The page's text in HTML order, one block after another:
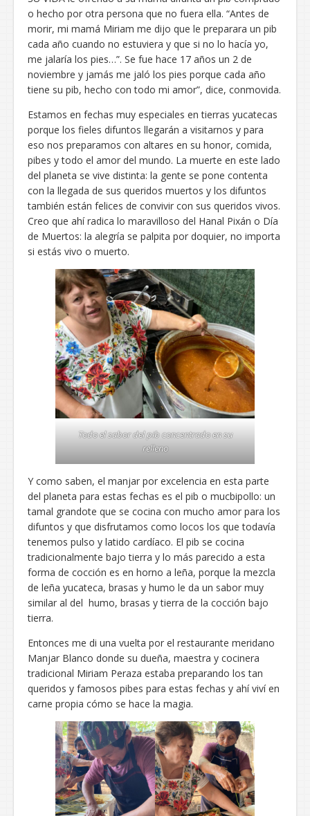
o hecho por otra persona que no fuera ella. “Antes de
morir, mi mamá Miriam me dijo que le preparara un pib
cada año cuando no estuviera y que si no lo hacía yo,
me jalaría los pies…”. Se fue hace 17 años un 2 de
noviembre y jamás me jaló los pies porque cada año
tiene su pib, hecho con todo mi amor”, dice, conmovida.
Estamos en fechas muy especiales en tierras yucatecas
porque los fieles difuntos llegarán a visitarnos y para
eso nos preparamos con altares en su honor, comida,
pibes y todo el amor del mundo. La muerte en este lado
del planeta se vive distinta: la gente se pone contenta
con la llegada de sus queridos muertos y los difuntos
también están felices de convivir con sus queridos vivos.
Creo que ahí radica lo maravilloso del Hanal Pixán o Día
de Muertos: la alegría se palpita por doquier, no importa
si estás vivo o muerto.
Todo el sabor del pib concentrado en su
relleno
Y como saben, el manjar por excelencia en esta parte
del planeta para estas fechas es el pib o mucbipollo: un
tamal grandote que se cocina con mucho amor para los
difuntos y que disfrutamos como locos los que todavía
tenemos pulso y latido cardíaco. El pib se cocina
tradicionalmente bajo tierra y lo más parecido a esta
forma de cocción es en horno a leña, porque la mezcla
de leña yucateca, brasas y humo le da un sabor muy
similar al del humo, brasas y tierra de la cocción bajo
tierra.
Entonces me di una vuelta por el restaurante meridano
Manjar Blanco donde su dueña, maestra y cocinera
tradicional Miriam Peraza estaba preparando los tan
queridos y famosos pibes para estas fechas y ahí viví en
carne propia cómo se hace la magia.